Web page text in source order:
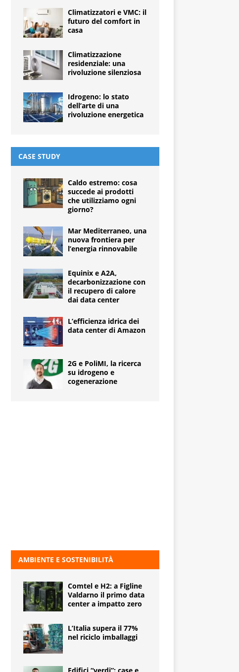
Climatizzatori e VMC: il
futuro del comfort in
casa
Climatizzazione
residenziale: una
rivoluzione silenziosa
Idrogeno: lo stato
dell’arte di una
rivoluzione energetica
CASE STUDY
Caldo estremo: cosa
succede ai prodotti
che utilizziamo ogni
giorno?
Mar Mediterraneo, una
nuova frontiera per
l’energia rinnovabile
Equinix e A2A,
decarbonizzazione con
il recupero di calore
dai data center
L’efficienza idrica dei
data center di Amazon
2G e PoliMI, la ricerca
su idrogeno e
cogenerazione
AMBIENTE E SOSTENIBILITÀ
Comtel e H2: a Figline
Valdarno il primo data
center a impatto zero
L’Italia supera il 77%
nel riciclo imballaggi